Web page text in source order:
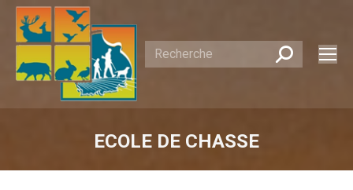
Recherche
:
ECOLE DE CHASSE